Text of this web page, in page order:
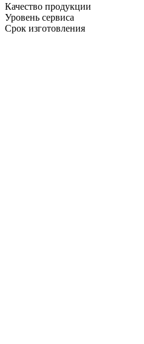
Качество продукции
Уровень сервиса
Срок изготовления